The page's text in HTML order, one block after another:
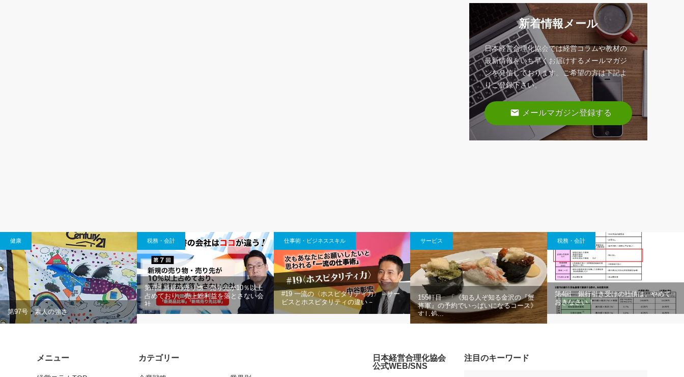
新着情報メール
日本経営合理化協会では経営コラムや教材の
最新情報をいち早くお届けするメールマガジ
ンを発信しております。ご希望の方は下記よ
りご登録下さい。
email メールマガジン登録する
健康
第97号 素人の強さ
税務・会計
第7回 新規の売り物・売り先が10％以上
占めており、売上総利益を落とさない会
社
仕事術・ビジネススキル
#19 一流の〈ホスピタリティ力〉－サー
ビスとホスピタリティの違い－
サービス
155軒目 「《知る人ぞ知る金沢の『蟹
将軍』の予約でいっぱいになるコース》
すし処...
税務・会計
第4回 銀行引き受けの社債は、やめて
おきなさい！
注目のキーワード
日本経営合理化協会
公式WEB/SNS
メニュー カテゴリー